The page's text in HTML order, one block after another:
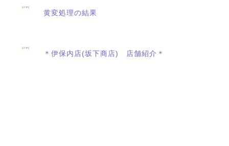
黄変処理の結果
＊伊保内店(坂下商店) 店舗紹介＊